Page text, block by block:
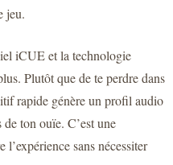
jeu.
iCUE et la technologie
Plutôt que de te perdre dans
rapide génère un profil audio
ton ouïe. C’est une
sans nécessiter